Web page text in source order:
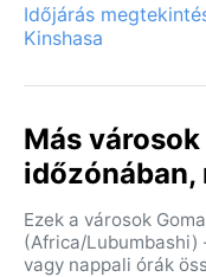
Időjárás
Kinshasa
Más
időzónában,
Ezek a városok
(Africa/
vagy nappali órák